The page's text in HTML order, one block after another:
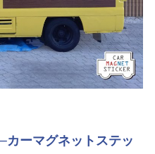
カーマグネットステッ